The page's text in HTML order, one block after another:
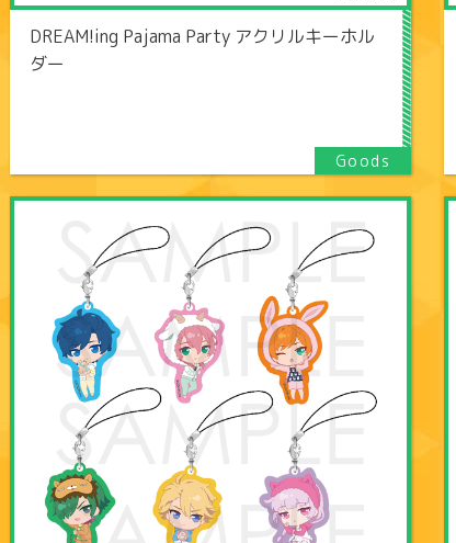
DREAM!ing Pajama Party アクリルキーホル
ダー